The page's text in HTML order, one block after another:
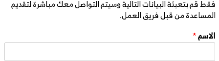
فقط قم بتعبئة البيانات التالية وسيتم التواصل معك مباشرة لتقديم
المساعدة من قبل فريق العمل.
الاسم*